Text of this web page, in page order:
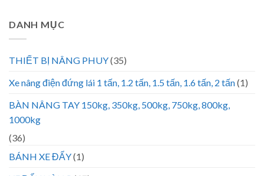
DANH MỤC
THIẾT BỊ NÂNG PHUY(35)
Xe nâng điện đứng lái 1 tấn, 1.2 tấn, 1.5 tấn, 1.6 tấn, 2 tấn(1)
BÀN NÂNG TAY 150kg, 350kg, 500kg, 750kg, 800kg,
1000kg
(36)
BÁNH XE ĐẨY(1)